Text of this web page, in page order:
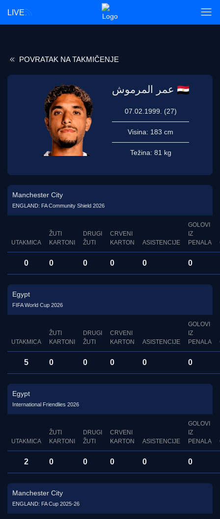
LIVE
POVRATAK NA TAKMIČENJE
عمر المرموش
07.02.1999. (27)
Visina: 183 cm
Težina: 81 kg
Manchester City
ENGLAND: FA Community Shield 2026
UTAKMICA
ŽUTI
KARTONI
DRUGI
ŽUTI
CRVENI
KARTON
ASISTENCIJE
GOLOVI
IZ
PENALA
0 0 0 0 0 0
Egypt
FIFA World Cup 2026
UTAKMICA
ŽUTI
KARTONI
DRUGI
ŽUTI
CRVENI
KARTON
ASISTENCIJE
GOLOVI
IZ
PENALA
5 0 0 0 0 0
Egypt
International Friendlies 2026
UTAKMICA
ŽUTI
KARTONI
DRUGI
ŽUTI
CRVENI
KARTON
ASISTENCIJE
GOLOVI
IZ
PENALA
2 0 0 0 0 0
Manchester City
ENGLAND: FA Cup 2025-26